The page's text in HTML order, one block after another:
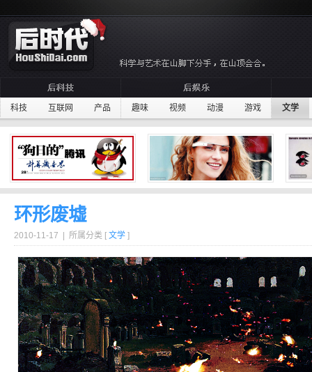
科技 互联网 产品 趣味 视频 动漫 游戏 文学
环形废墟
2010-11-17 | 所属分类 [ 文学 ]